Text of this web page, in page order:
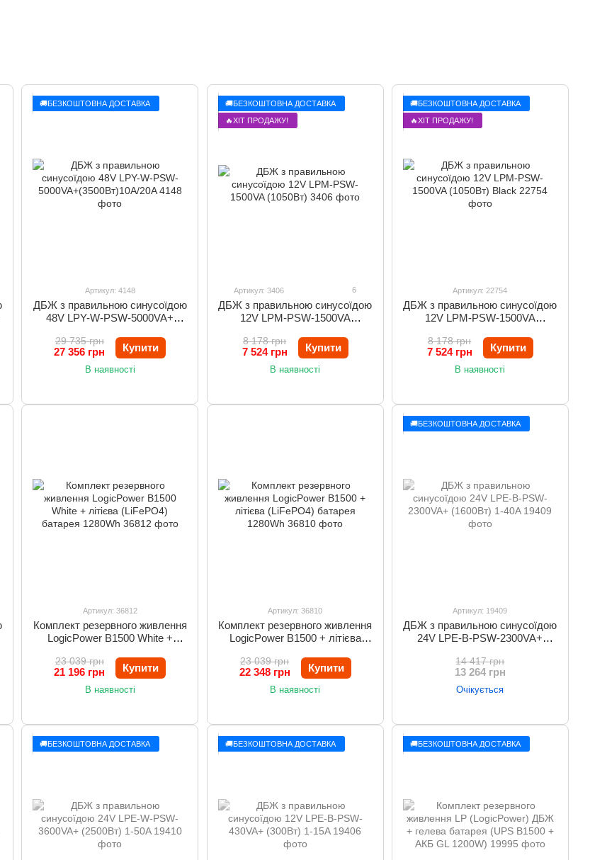
🚚БЕЗКОШТОВНА ДОСТАВКА
Артикул: 4148
ДБЖ з правильною синусоїдою
48V LPY-W-PSW-5000VA+
29 735 грн
27 356 грн Купити
В наявності
🚚БЕЗКОШТОВНА ДОСТАВКА
🔥ХІТ ПРОДАЖУ!
Артикул: 3406 6
ДБЖ з правильною синусоїдою
12V LPM-PSW-1500VA
8 178 грн
7 524 грн Купити
В наявності
🚚БЕЗКОШТОВНА ДОСТАВКА
🔥ХІТ ПРОДАЖУ!
Артикул: 22754
ДБЖ з правильною синусоїдою
12V LPM-PSW-1500VA
8 178 грн
7 524 грн Купити
В наявності
Артикул: 36812
Комплект резервного живлення
LogicPower B1500 White +
1280Wh
23 039 грн
21 196 грн Купити
В наявності
Артикул: 36810
Комплект резервного живлення
LogicPower B1500 + літієва
23 039 грн
22 348 грн Купити
В наявності
🚚БЕЗКОШТОВНА ДОСТАВКА
Артикул: 19409
ДБЖ з правильною синусоїдою
24V LPE-B-PSW-2300VA+
14 417 грн
13 264 грн
Очікується
🚚БЕЗКОШТОВНА ДОСТАВКА 🚚БЕЗКОШТОВНА ДОСТАВКА 🚚БЕЗКОШТОВНА ДОСТАВКА